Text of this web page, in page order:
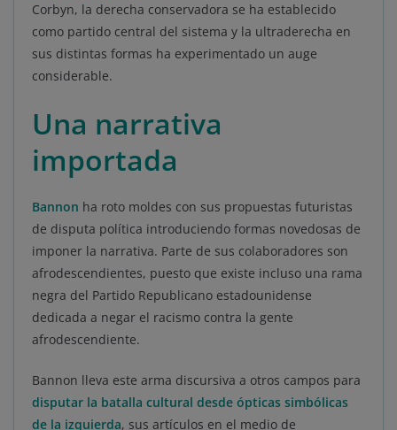
Corbyn, la derecha conservadora se ha establecido
como partido central del sistema y la ultraderecha en
sus distintas formas ha experimentado un auge
considerable.
Una narrativa
importada
Bannon ha roto moldes con sus propuestas futuristas
de disputa política introduciendo formas novedosas de
imponer la narrativa. Parte de sus colaboradores son
afrodescendientes, puesto que existe incluso una rama
negra del Partido Republicano estadounidense
dedicada a negar el racismo contra la gente
afrodescendiente.
Bannon lleva este arma discursiva a otros campos para
disputar la batalla cultural desde ópticas simbólicas
de la izquierda, sus artículos en el medio de